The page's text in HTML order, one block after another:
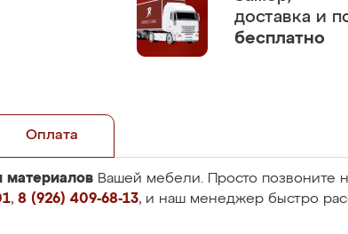
доставка и
бесплатно
Оплата
материалов Вашей мебели. Просто позвоните
, 8 (926) 409-68-13, и наш менеджер быстро